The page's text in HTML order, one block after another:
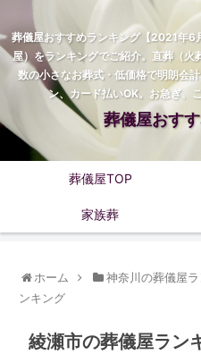
葬儀屋おすすめランキング【2021年6
屋）をランキングでご紹介。直葬（
数の小さなお葬式・低価格で明朗会
ン、カード払いOK。お急ぎ、
葬儀屋おす
葬儀屋TOP
家族葬
ホーム 神奈川の葬儀屋
ンキング
綾瀬市の葬儀屋ラン